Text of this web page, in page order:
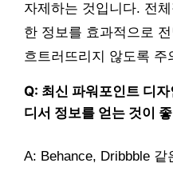
자제하는 것입니다. 전
한 정보를 효과적으로
흐트러뜨리지 않도록 주
Q: 최신 파워포인트 디
디서 정보를 얻는 것이
A: Behance, Dribbble